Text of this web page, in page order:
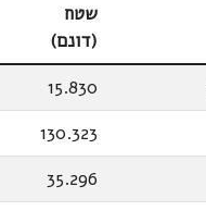
שטח
(דונם)
15.830
130.323
35.296